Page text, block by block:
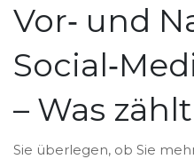
Vor‑ und
– Was
Sie überlegen, ob Sie